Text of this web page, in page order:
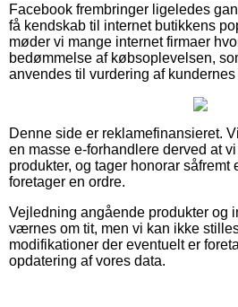
Facebook frembringer ligeledes
få kendskab til internet butikkens
møder vi mange internet firmaer
bedømmelse af købsoplevelsen,
anvendes til vurdering af
Denne side er reklamefinansieret.
en masse e-forhandlere derved at
produkter, og tager honorar såfremt
foretager en ordre.
Vejledning angående produkter og
værnes om tit, men vi kan ikke
modifikationer der eventuelt er
opdatering af vores data.